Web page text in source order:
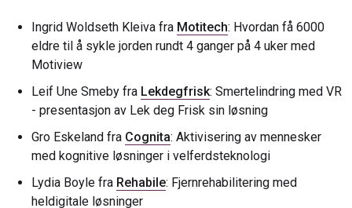
Ingrid Woldseth Kleiva fra Motitech: Hvordan få 6000
eldre til å sykle jorden rundt 4 ganger på 4 uker med
Motiview
Leif Une Smeby fra Lekdegfrisk: Smertelindring med VR
- presentasjon av Lek deg Frisk sin løsning
Gro Eskeland fra Cognita: Aktivisering av mennesker
med kognitive løsninger i velferdsteknologi
Lydia Boyle fra Rehabile: Fjernrehabilitering med
heldigitale løsninger